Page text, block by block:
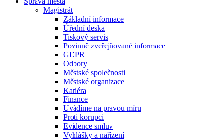
Magistrát
Základní informace
Úřední deska
Tiskový servis
Povinně zveřejňované informace
GDPR
Odbory
Městské společnosti
Městské organizace
Kariéra
Finance
Uvádíme na pravou míru
Proti korupci
Evidence smluv
Vyhlášky a nařízení